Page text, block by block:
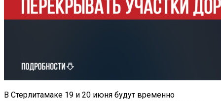
В Стерлитамаке 19 и 20 июня будут временно